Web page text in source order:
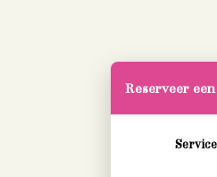
Reserveer
Service